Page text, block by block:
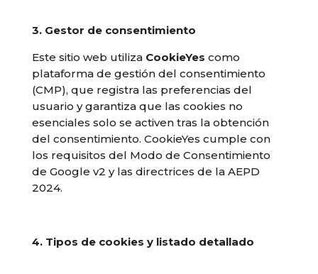
3. Gestor de consentimiento
Este sitio web utiliza CookieYes como
plataforma de gestión del consentimiento
(CMP), que registra las preferencias del
usuario y garantiza que las cookies no
esenciales solo se activen tras la obtención
del consentimiento. CookieYes cumple con
los requisitos del Modo de Consentimiento
de Google v2 y las directrices de la AEPD
2024.
4. Tipos de cookies y listado detallado